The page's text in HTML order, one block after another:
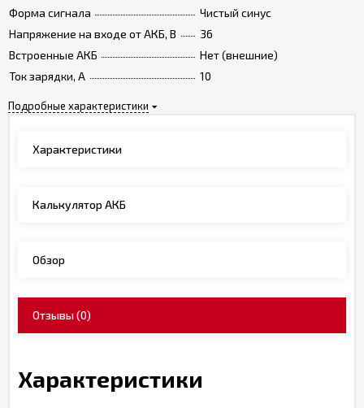
Форма сигнала
Чистый синус
Напряжение на входе от АКБ, В
36
Встроенные АКБ
Нет (внешние)
Ток зарядки, А
10
Подробные характеристики
Характеристики
Калькулятор АКБ
Обзор
Отзывы(0)
Характеристики